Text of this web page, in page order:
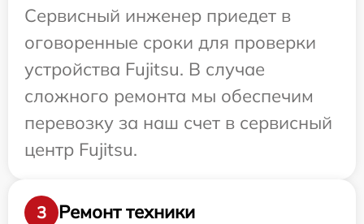
Сервисный инженер приедет в
оговоренные сроки для проверки
устройства Fujitsu. В случае
сложного ремонта мы обеспечим
перевозку за наш счет в сервисный
центр Fujitsu.
3 Ремонт техники